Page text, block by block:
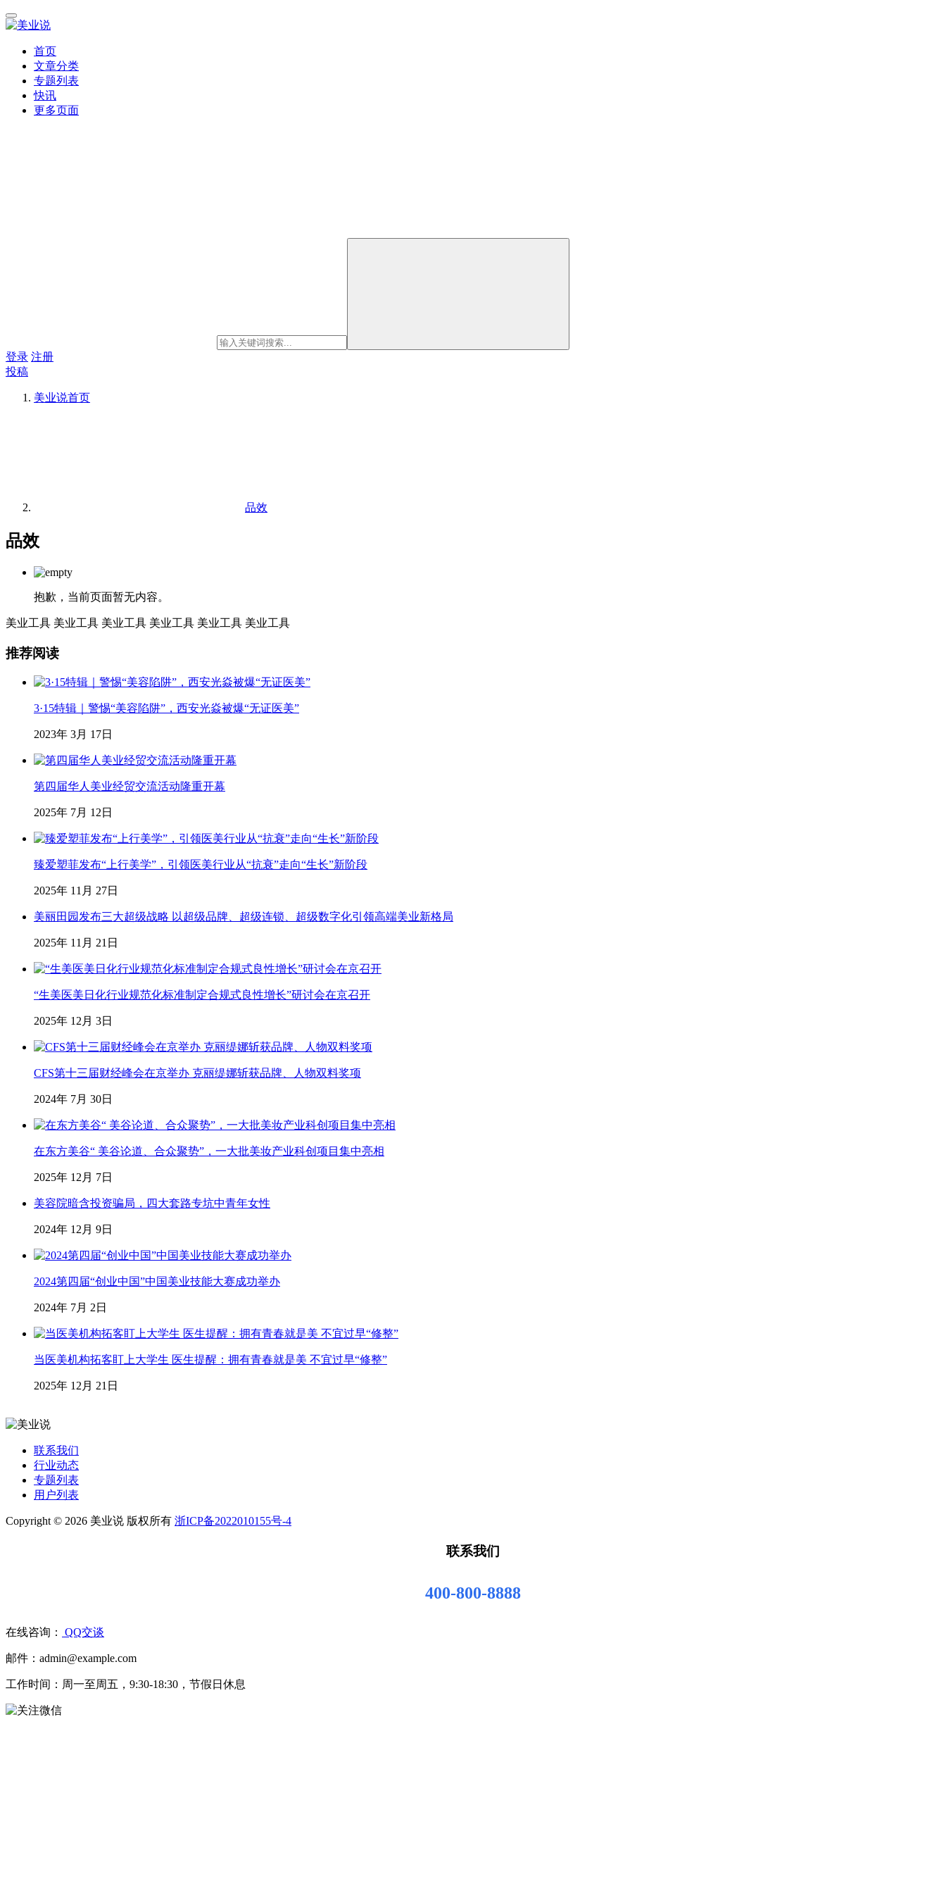
首页
文章分类
专题列表
快讯
更多页面
登录 注册
投稿
美业说首页
品效
品效
抱歉，当前页面暂无内容。
美业工具 美业工具 美业工具 美业工具 美业工具 美业工具
推荐阅读
3·15特辑｜警惕“美容陷阱”，西安光焱被爆“无证医美”
2023年 3月 17日
第四届华人美业经贸交流活动隆重开幕
2025年 7月 12日
臻爱塑菲发布“上行美学”，引领医美行业从“抗衰”走向“生长”新阶段
2025年 11月 27日
美丽田园发布三大超级战略 以超级品牌、超级连锁、超级数字化引领高端美业新格局
2025年 11月 21日
“生美医美日化行业规范化标准制定合规式良性增长”研讨会在京召开
2025年 12月 3日
CFS第十三届财经峰会在京举办 克丽缇娜斩获品牌、人物双料奖项
2024年 7月 30日
在东方美谷“ 美谷论道、合众聚势”，一大批美妆产业科创项目集中亮相
2025年 12月 7日
美容院暗含投资骗局，四大套路专坑中青年女性
2024年 12月 9日
2024第四届“创业中国”中国美业技能大赛成功举办
2024年 7月 2日
当医美机构拓客盯上大学生 医生提醒：拥有青春就是美 不宜过早“修整”
2025年 12月 21日
联系我们
行业动态
专题列表
用户列表
Copyright © 2026 美业说 版权所有 浙ICP备2022010155号-4
联系我们
400-800-8888
在线咨询： QQ交谈
邮件：admin@example.com
工作时间：周一至周五，9:30-18:30，节假日休息